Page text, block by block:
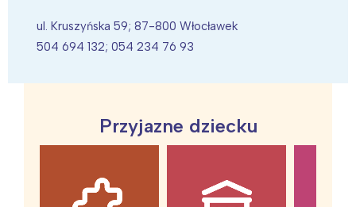
ul. Kruszyńska 59; 87-800 Włocławek
504 694 132; 054 234 76 93
Przyjazne dziecku